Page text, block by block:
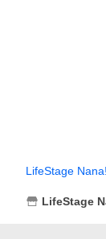
LifeStage
LifeStage